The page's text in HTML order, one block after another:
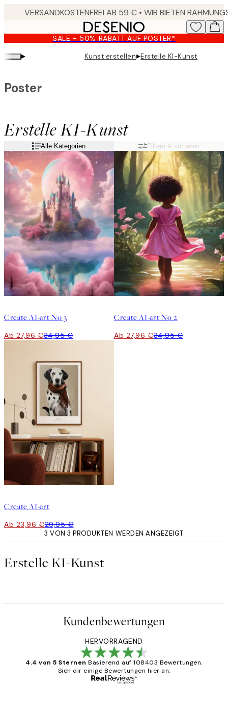
content.
SALE - 50% RABATT AUF POSTER*
▸ Kunst erstellen▸Erstelle KI-Kunst
Erstelle KI-Kunst
Poster
Alle Kategorien Filtern & sortieren
Create AI-art No 3
Ab 27,96 €34,95 €
Create AI-art No 2
Ab 27,96 €34,95 €
Create AI-art
Ab 23,96 €29,95 €
3 VON 3 PRODUKTEN WERDEN ANGEZEIGT
Erstelle KI-Kunst
Kundenbewertungen
HERVORRAGEND
4.4 von 5 Sternen Basierend auf 108403 Bewertungen.
Sieh dir einige Bewertungen hier an.